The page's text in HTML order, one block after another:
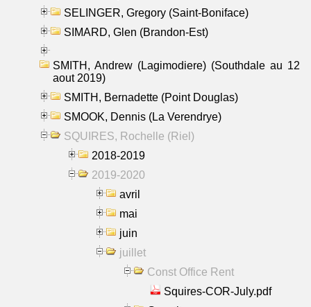
SELINGER, Gregory (Saint-Boniface)
SIMARD, Glen (Brandon-Est)
SMITH, Andrew (Lagimodiere) (Southdale au 12
aout 2019)
SMITH, Bernadette (Point Douglas)
SMOOK, Dennis (La Verendrye)
SQUIRES, Rochelle (Riel)
2018-2019
2019-2020
avril
mai
juin
juillet
Const Office Rent
Squires-COR-July.pdf